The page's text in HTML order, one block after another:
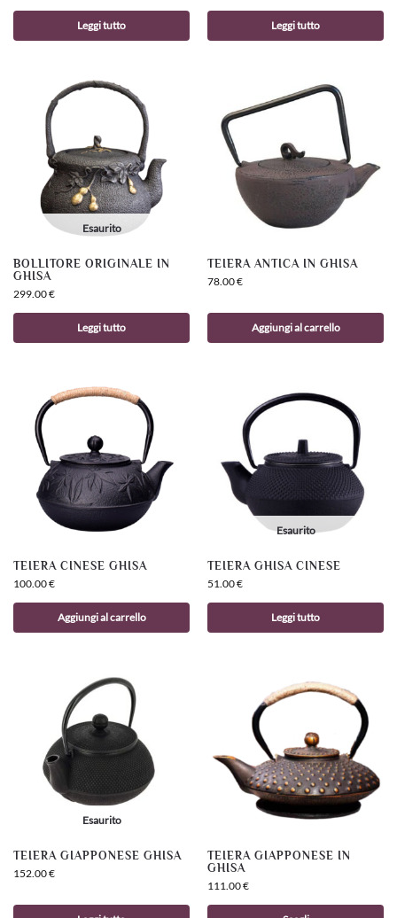
Leggi tutto Leggi tutto
Esaurito
BOLLITORE ORIGINALE IN
GHISA
299.00€
Leggi tutto
TEIERA ANTICA IN GHISA
78.00€
Aggiungi al carrello
TEIERA CINESE GHISA
100.00€
Aggiungi al carrello
Esaurito
TEIERA GHISA CINESE
51.00€
Leggi tutto
Esaurito
TEIERA GIAPPONESE GHISA
152.00€
TEIERA GIAPPONESE IN
GHISA
111.00€